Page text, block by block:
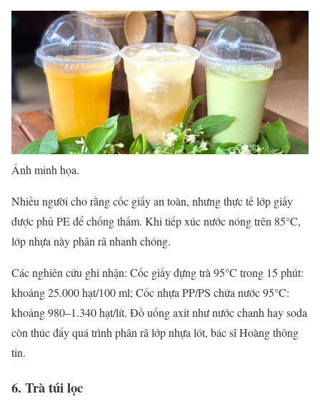
Ảnh minh họa.
Nhiều người cho rằng cốc giấy an toàn, nhưng thực tế lớp giấy
được phủ PE để chống thấm. Khi tiếp xúc nước nóng trên 85°C,
lớp nhựa này phân rã nhanh chóng.
Các nghiên cứu ghi nhận: Cốc giấy đựng trà 95°C trong 15 phút:
khoảng 25.000 hạt/100 ml; Cốc nhựa PP/PS chứa nước 95°C:
khoảng 980–1.340 hạt/lít. Đồ uống axit như nước chanh hay soda
còn thúc đẩy quá trình phân rã lớp nhựa lót, bác sĩ Hoàng thông
tin.
6. Trà túi lọc